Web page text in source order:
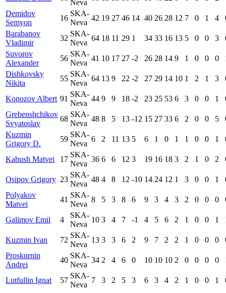
Neva
Demidov
Semyon
16
SKA-
Neva
42 19 27 46 14 40 26 28 12 7 0 1 4
Barabanov
Vladimir
32
SKA-
Neva
64 18 11 29 1 34 33 16 13 5 0 0 3
Suvorov
Alexander
56
SKA-
Neva
41 10 17 27 -2 26 28 14 9 1 0 0 0
Dishkovsky
Nikita
55
SKA-
Neva
64 13 9 22 -2 27 29 14 10 1 2 1 3
Konozov Albert 91
SKA-
Neva
44 9 9 18 -2 23 25 53 6 3 0 0 1
Grebenshchikov
Svyatoslav
68
SKA-
Neva
48 8 5 13 -12 15 27 33 6 2 0 0 5
Kuzmin
Grigory D.
59
SKA-
Neva
6 2 11 13 5 6 1 0 1 1 0 0 1
Kabush Matvei 17
SKA-
Neva
36 6 6 12 3 19 16 18 3 2 1 0 2
Osipov Grigory 23
SKA-
Neva
48 4 8 12 -10 14 24 12 1 3 0 0 1
Polyakov
Matvei
41
SKA-
Neva
8 5 3 8 6 9 3 4 3 2 0 0 0
Galimov Emil 4
SKA-
Neva
10 3 4 7 -1 4 5 6 2 1 0 0 1
Kuzmin Ivan 72
SKA-
Neva
13 3 3 6 2 9 7 2 2 1 0 0 0
Proskurnin
Andrei
40
SKA-
Neva
34 2 4 6 0 10 10 10 2 0 0 0 0
Lutfullin Ignat 57
SKA-
Neva
7 3 2 5 3 6 3 4 2 1 0 0 1